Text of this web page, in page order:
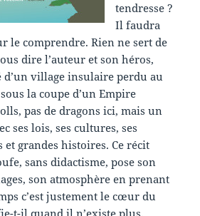
tendresse ?
Il faudra
le comprendre. Rien ne sert de
dire l’auteur et son héros,
d’un village insulaire perdu au
la coupe d’un Empire
pas de dragons ici, mais un
ses lois, ses cultures, ses
et grandes histoires. Ce récit
sans didactisme, pose son
son atmosphère en prenant
c’est justement le cœur du